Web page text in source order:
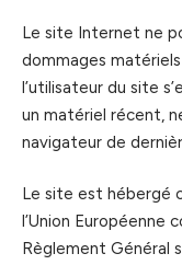
Le site Internet ne
dommages matériels
l’utilisateur du site
un matériel récent,
navigateur de
Le site est hébergé
l’Union Européenne
Règlement Général